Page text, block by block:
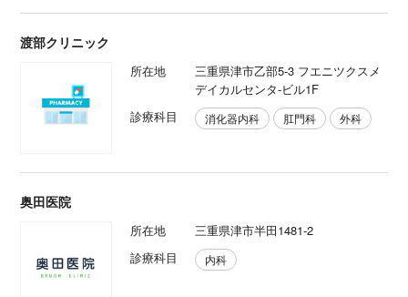
渡部クリニック
所在地
三重県津市乙部5-3 フエニツクスメ
デイカルセンタ-ビル1F
診療科目
消化器内科 肛門科 外科
奥田医院
所在地
三重県津市半田1481-2
診療科目
内科